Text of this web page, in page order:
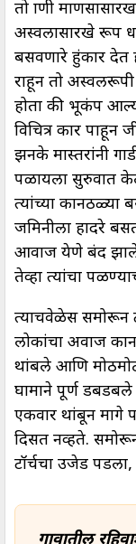
तो प्राणी
अस्वलासारखे रूप
बसवणारे हुंकार देत
राहून तो अस्वलरूपी
होता की भूकंप
विचित्र प्रकार
झनके मास्तरांनी
पळायला सुरुवात
त्यांच्या कानठळ्या
जमिनीला हादरे
आवाज येणे बंद झाले
तेव्हा त्यांचा
त्याचवेळेस समोरून
लोकांचा अवाज
थांबले आणि
घामाने पूर्ण डबडबले
एकवार थांबून मागे
दिसत नव्हते.
टॉर्चचा उजेड